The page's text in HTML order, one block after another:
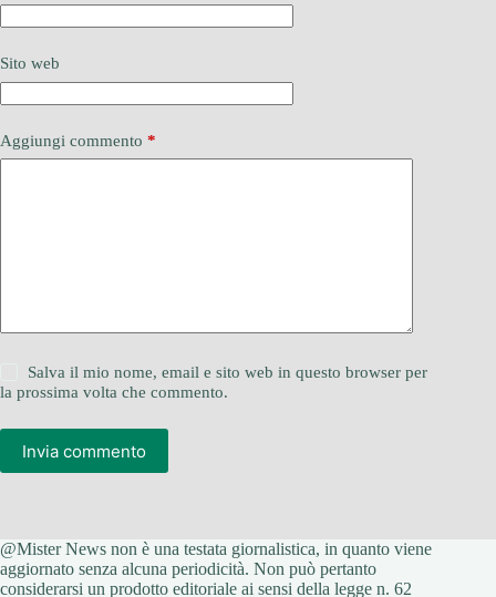
Sito web
Aggiungi commento *
Salva il mio nome, email e sito web in questo browser per
la prossima volta che commento.
Invia commento
@Mister News non è una testata giornalistica, in quanto viene
aggiornato senza alcuna periodicità. Non può pertanto
considerarsi un prodotto editoriale ai sensi della legge n. 62